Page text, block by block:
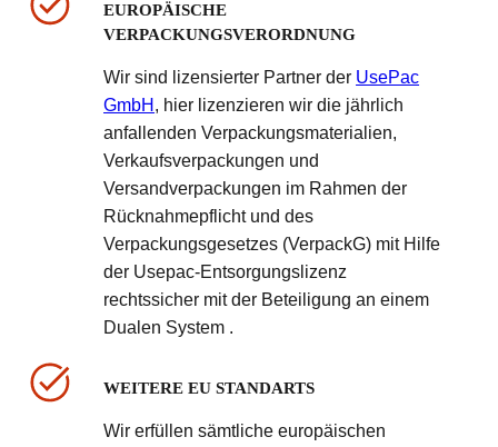
EUROPÄISCHE
VERPACKUNGSVERORDNUNG
Wir sind lizensierter Partner der UsePac
GmbH , hier lizenzieren wir die jährlich
anfallenden Verpackungsmaterialien,
Verkaufsverpackungen und
Versandverpackungen im Rahmen der
Rücknahmepflicht und des
Verpackungsgesetzes (VerpackG) mit Hilfe
der Usepac-Entsorgungslizenz
rechtssicher mit der Beteiligung an einem
Dualen System .
WEITERE EU STANDARTS
Wir erfüllen sämtliche europäischen